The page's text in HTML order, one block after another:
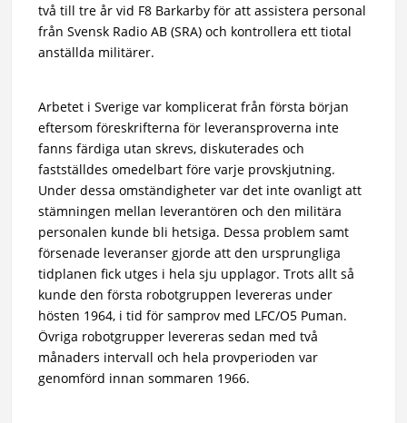
två till tre år vid F8 Barkarby för att assistera personal
från Svensk Radio AB (SRA) och kontrollera ett tiotal
anställda militärer.
Arbetet i Sverige var komplicerat från första början
eftersom föreskrifterna för leveransproverna inte
fanns färdiga utan skrevs, diskuterades och
fastställdes omedelbart före varje provskjutning.
Under dessa omständigheter var det inte ovanligt att
stämningen mellan leverantören och den militära
personalen kunde bli hetsiga. Dessa problem samt
försenade leveranser gjorde att den ursprungliga
tidplanen fick utges i hela sju upplagor. Trots allt så
kunde den första robotgruppen levereras under
hösten 1964, i tid för samprov med LFC/O5 Puman.
Övriga robotgrupper levereras sedan med två
månaders intervall och hela provperioden var
genomförd innan sommaren 1966.